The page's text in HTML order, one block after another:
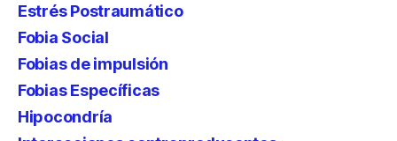
Estrés Postraumático
Fobia Social
Fobias de impulsión
Fobias Específicas
Hipocondría